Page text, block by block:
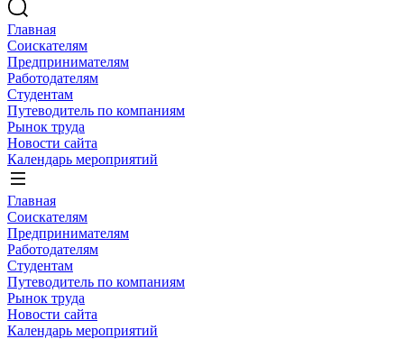
Главная
Соискателям
Предпринимателям
Работодателям
Студентам
Путеводитель по компаниям
Рынок труда
Новости сайта
Календарь мероприятий
Главная
Соискателям
Предпринимателям
Работодателям
Студентам
Путеводитель по компаниям
Рынок труда
Новости сайта
Календарь мероприятий